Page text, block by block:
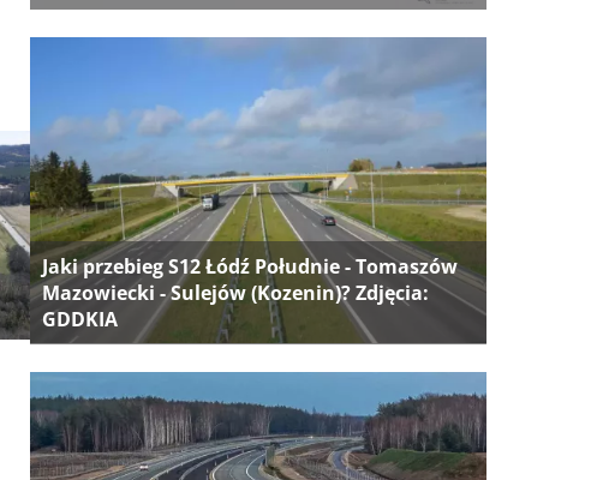
Jaki przebieg S12 Łódź Południe - Tomaszów
Mazowiecki - Sulejów (Kozenin)? Zdjęcia:
GDDKIA